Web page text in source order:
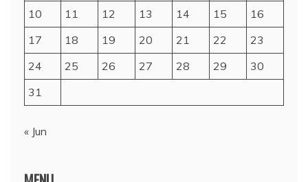
10
11 12 13 14 15
16
17
18 19 20 21 22
23
24
25 26 27 28 29
30
31
« Jun